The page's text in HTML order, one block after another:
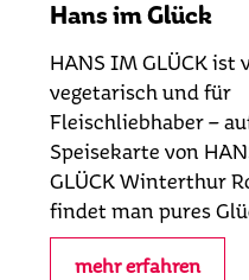
Hans im Glück
HANS IM GLÜCK ist
vegetarisch und für
Fleischliebhaber –
Speisekarte von
GLÜCK Winterthur
findet man pures
mehr erfahren